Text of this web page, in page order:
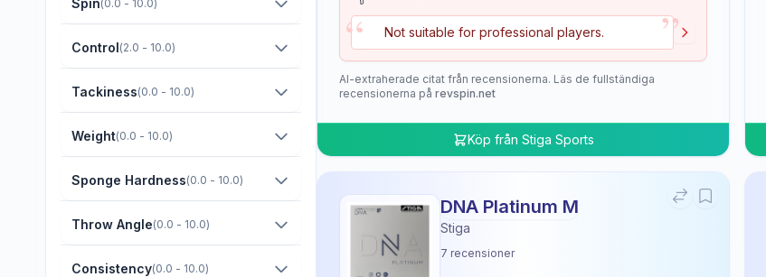
Banda
Barna Original
Boer
CTT
Champion
Cornilleau
Spin(0.0 - 10.0)
Control(2.0 - 10.0)
Tackiness(0.0 - 10.0)
Weight(0.0 - 10.0)
Sponge Hardness(0.0 - 10.0)
Throw Angle(0.0 - 10.0)
Consistency(0.0 - 10.0)
“ Not suitable for professional players. ”
AI-extraherade citat från recensionerna. Läs de fullständiga
recensionerna på revspin.net
Köp från Stiga Sports
DNA Platinum M
Stiga
7 recensioner